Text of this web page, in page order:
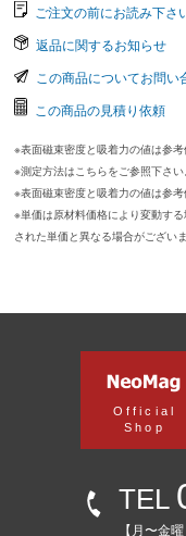
ご注文の前にお読み下さ
返品に関するお知らせ
この商品についてお問い
この商品の見積り依頼
※表面磁束密度と吸着力の値は参考
※測定方法はこちらをご参照下さい。
※表面磁束密度と吸着力の値は参考
※単価は原材料価格により変動す
された単価と異なる場合がござい
Official
Shop
TEL
【月〜金